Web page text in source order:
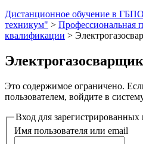
Дистанционное обучение в
техникум" > Профессиональная
квалификации >
Это содержимое ограничено.
пользователем, войдите в
Вход для зарегистрированных
Имя пользователя или email